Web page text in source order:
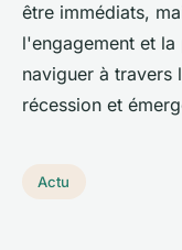
être immédiats,
l'engagement et
naviguer à travers
récession et
Actu